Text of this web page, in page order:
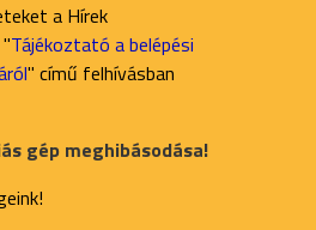
a Hírek
Tájékoztató a belépési
" című felhívásban
gép meghibásodása!